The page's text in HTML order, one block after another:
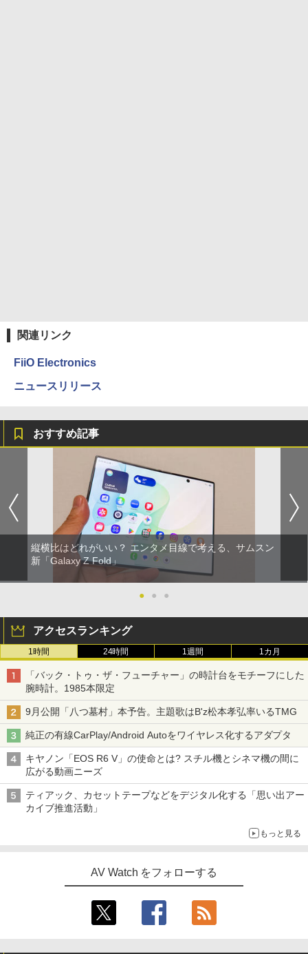
関連リンク
FiiO Electronics
ニュースリリース
おすすめ記事
縦横比はどれがいい？ エンタメ目線で考える、サムスン
新「Galaxy Z Fold」
● ● ●
アクセスランキング
1時間 24時間 1週間 1カ月
「バック・トゥ・ザ・フューチャー」の時計台をモチーフにした
腕時計。1985本限定
9月公開「八つ墓村」本予告。主題歌はB'z松本孝弘率いるTMG
純正の有線CarPlay/Android Autoをワイヤレス化するアダプタ
キヤノン「EOS R6 V」の使命とは? スチル機とシネマ機の間に
広がる動画ニーズ
ティアック、カセットテープなどをデジタル化する「思い出アー
カイブ推進活動」
もっと見る
AV Watch をフォローする